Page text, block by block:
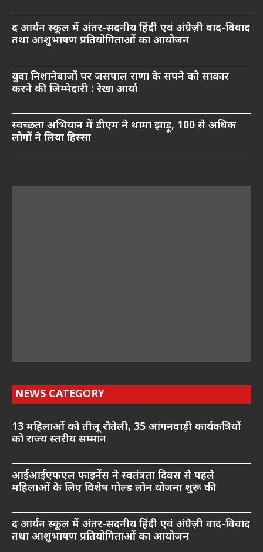
द आर्यन स्कूल में अंतर-सदनीय हिंदी एवं अंग्रेज़ी वाद-विवाद
तथा आशुभाषण प्रतियोगिताओं का आयोजन
युवा निशानेबाजों पर जसपाल राणा के सपने को साकार
करने की जिम्मेदारी : रेखा आर्या
स्वच्छता अभियान में डीएम ने थामा झाड़ू, 100 से अधिक
लोगों ने लिया हिस्सा
NEWS CATEGORY
13 महिलाओं को तीलू रौतेली, 35 आंगनवाड़ी कार्यकत्रियों
को राज्य स्तरीय सम्मान
आईआईएफएल फाइनेंस ने स्वतंत्रता दिवस से पहले
महिलाओं के लिए विशेष गोल्ड लोन योजना शुरू की
द आर्यन स्कूल में अंतर-सदनीय हिंदी एवं अंग्रेज़ी वाद-विवाद
तथा आशुभाषण प्रतियोगिताओं का आयोजन